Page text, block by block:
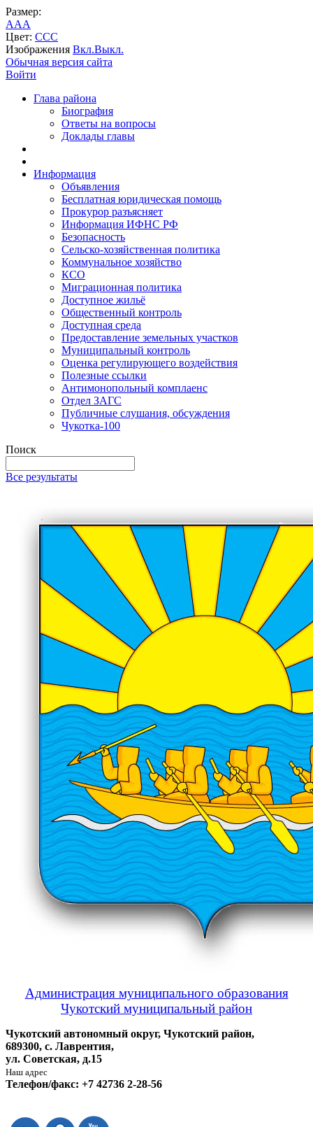
Размер:
AAA
Цвет: CCC
Изображения Вкл.Выкл.
Обычная версия сайта
Войти
Глава района
Биография
Ответы на вопросы
Доклады главы
Информация
Объявления
Бесплатная юридическая помощь
Прокурор разъясняет
Информация ИФНС РФ
Безопасность
Сельско-хозяйственная политика
Коммунальное хозяйство
КСО
Миграционная политика
Доступное жильё
Общественный контроль
Доступная среда
Предоставление земельных участков
Муниципальный контроль
Оценка регулирующего воздействия
Полезные ссылки
Антимонопольный комплаенс
Отдел ЗАГС
Публичные слушания, обсуждения
Чукотка-100
Поиск
Все результаты
Администрация муниципального образования
Чукотский муниципальный район
Чукотский автономный округ, Чукотский район,
689300, с. Лаврентия,
ул. Советская, д.15
Наш адрес
Телефон/факс: +7 42736 2-28-56